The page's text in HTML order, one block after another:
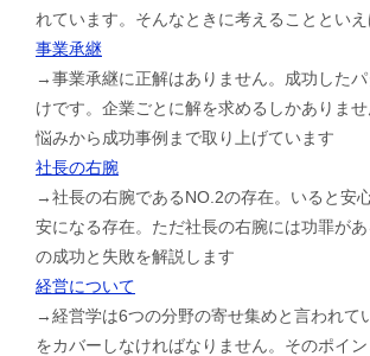
れています。そんなときに考えることといえ
事業承継
→事業承継に正解はありません。成功した
けです。企業ごとに解を求めるしかありま
悩みから成功事例まで取り上げています
社長の右腕
→社長の右腕であるNO.2の存在。いると安
安になる存在。ただ社長の右腕には功罪が
の成功と失敗を解説します
経営について
→経営学は6つの分野の寄せ集めと言われて
をカバーしなければなりません。そのポイ